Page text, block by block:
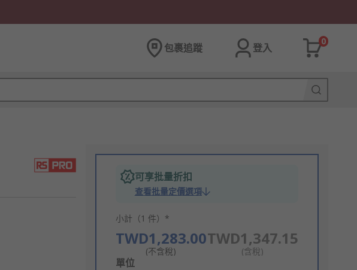
包裹追蹤 登入
0
可享批量折扣
查看批量定價選項
小計（1 件）*
TWD1,283.00
(不含稅)
TWD1,347.15
(含稅)
Add
單位